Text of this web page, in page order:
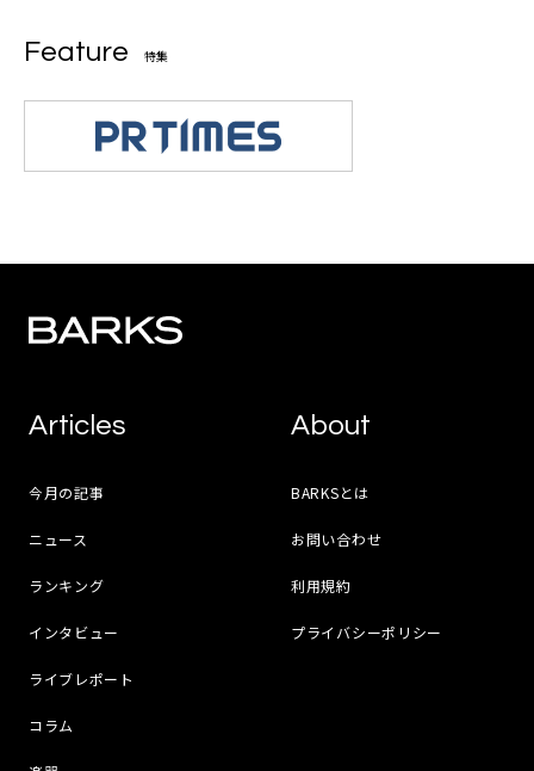
Feature 特集
Articles
今月の記事
ニュース
ランキング
インタビュー
ライブレポート
コラム
About
BARKSとは
お問い合わせ
利用規約
プライバシーポリシー